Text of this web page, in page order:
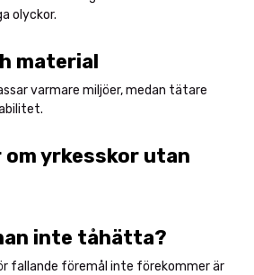
olyckor.
material
varmare miljöer, medan tätare
yrkesskor utan
inte tåhätta?
fallande föremål inte förekommer är